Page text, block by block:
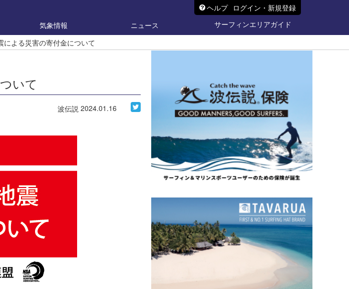
ヘルプ ログイン・新規登録
気象情報 ニュース
サーフィンエリアガイド
による災害の寄付金について
いて
波伝説 2024.01.16